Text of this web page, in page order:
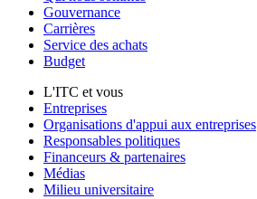
Gouvernance
Carrières
Service des achats
Budget
L'ITC et vous
Entreprises
Organisations d'appui aux entreprises
Responsables politiques
Financeurs & partenaires
Médias
Milieu universitaire